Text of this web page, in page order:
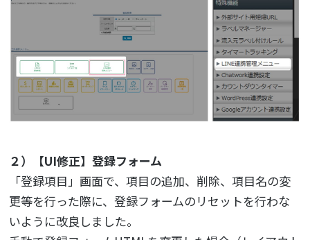
２）【UI修正】登録フォーム
「登録項目」画面で、項目の追加、削除、項目名の変
更等を行った際に、登録フォームのリセットを行わな
いように改良しました。